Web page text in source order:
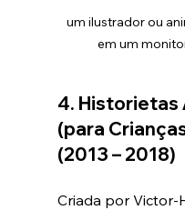
um ilustrador ou
em um
4. Historietas
(para
(2013 – 2018)
Criada por Victor-